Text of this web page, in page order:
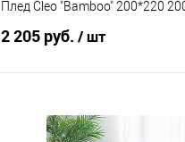
Плед Cleo "Bamboo" 200*220
2 205 руб. / шт